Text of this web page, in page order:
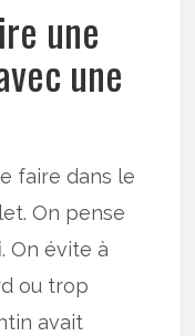
une
une
faire dans le
On pense
. On évite à
ou trop
avait